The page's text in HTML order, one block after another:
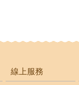
線上服務